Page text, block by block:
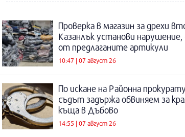
Проверка в магазин за дрехи
Казанлък установи нарушение,
от предлаганите артикули
10:47 | 07 август 26
По искане на Районна
съдът задържа обвиняем за
къща в Дъбово
14:55 | 07 август 26